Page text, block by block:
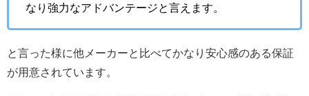
なり強力なアドバンテージと言えます。
と言った様に他メーカーと比べてかなり安心感のある保証
が用意されています。